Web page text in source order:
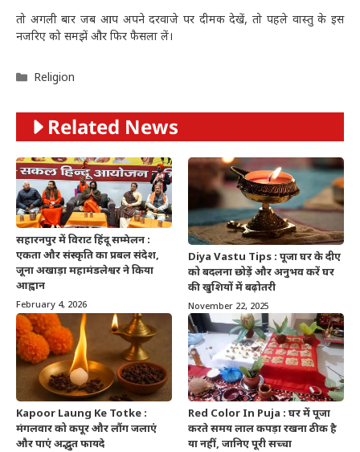
तो अगली बार जब आप अपने दरवाजे पर दीमक देखें, तो पहले वास्तु के इस
नजरिए को समझें और फिर फैसला लें।
Categories
Religion
Related News
सहारनपुर में विराट हिंदू सम्मेलन :
एकता और संस्कृति का प्रबल संदेश,
जूना अखाड़ा महामंडलेश्वर ने किया
आह्वान
February 4, 2026
Diya Vastu Tips : पूजा घर के दीए
को बदलना छोड़ें और अनुभव करें घर
की खुशियों में बढ़ोतरी
November 22, 2025
Kapoor Laung Ke Totke :
मंगलवार को कपूर और लौंग जलाएं
और पाएं अद्भुत फायदे
Red Color In Puja : घर में पूजा
करते समय लाल कपड़ा रखना ठीक है
या नहीं, जानिए पूरी सच्चा